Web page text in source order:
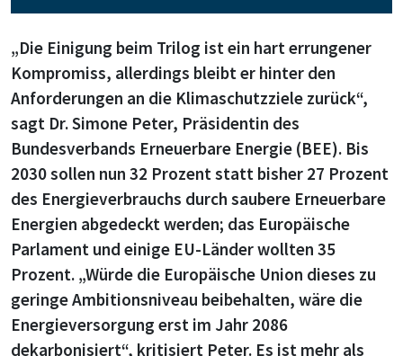
„Die Einigung beim Trilog ist ein hart errungener
Kompromiss, allerdings bleibt er hinter den
Anforderungen an die Klimaschutzziele zurück“,
sagt Dr. Simone Peter, Präsidentin des
Bundesverbands Erneuerbare Energie (BEE). Bis
2030 sollen nun 32 Prozent statt bisher 27 Prozent
des Energieverbrauchs durch saubere Erneuerbare
Energien abgedeckt werden; das Europäische
Parlament und einige EU-Länder wollten 35
Prozent. „Würde die Europäische Union dieses zu
geringe Ambitionsniveau beibehalten, wäre die
Energieversorgung erst im Jahr 2086
dekarbonisiert“, kritisiert Peter. Es ist mehr als